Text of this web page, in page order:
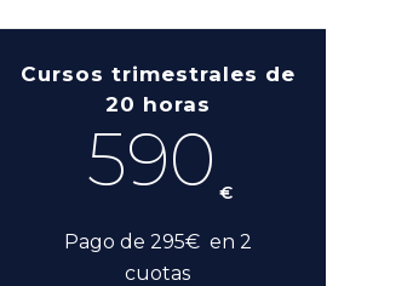
Cursos trimestrales de
20 horas
590 €
Pago de 295€ en 2
cuotas